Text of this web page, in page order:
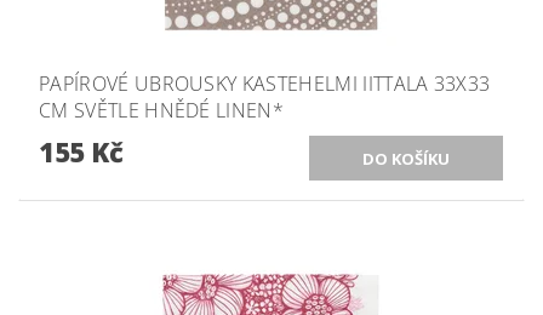
PAPÍROVÉ UBROUSKY KASTEHELMI IITTALA 33X33
CM SVĚTLE HNĚDÉ LINEN*
155 Kč